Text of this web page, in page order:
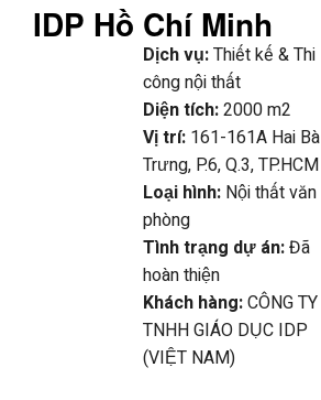
IDP Hồ Chí Minh
Dịch vụ:Thiết kế & Thi
công nội thất
Diện tích:2000 m2
Vị trí: 161-161A Hai Bà
Trưng, P.6, Q.3, TP.HCM
Loại hình: Nội thất văn
phòng
Tình trạng dự án:Đã
hoàn thiện
Khách hàng:CÔNG TY
TNHH GIÁO DỤC IDP
(VIỆT NAM)